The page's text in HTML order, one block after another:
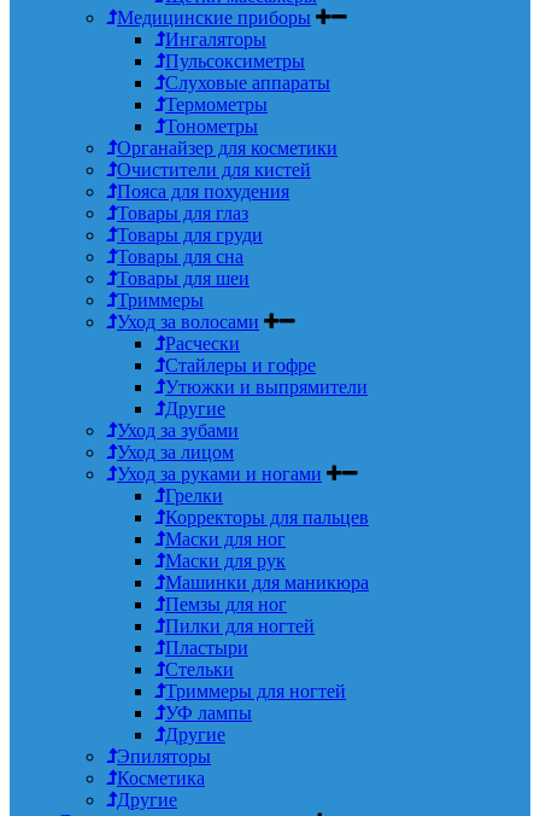
Медицинские приборы
Ингаляторы
Пульсоксиметры
Слуховые аппараты
Термометры
Тонометры
Органайзер для косметики
Очистители для кистей
Пояса для похудения
Товары для глаз
Товары для груди
Товары для сна
Товары для шеи
Триммеры
Уход за волосами
Расчески
Стайлеры и гофре
Утюжки и выпрямители
Другие
Уход за зубами
Уход за лицом
Уход за руками и ногами
Грелки
Корректоры для пальцев
Маски для ног
Маски для рук
Машинки для маникюра
Пемзы для ног
Пилки для ногтей
Пластыри
Стельки
Триммеры для ногтей
УФ лампы
Другие
Эпиляторы
Косметика
Другие